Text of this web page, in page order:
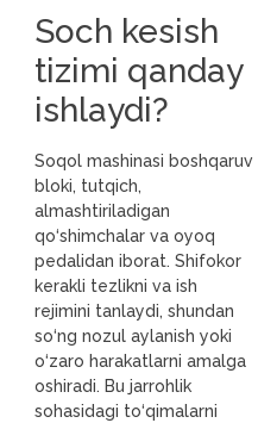
Soch kesish
tizimi qanday
ishlaydi?
Soqol mashinasi boshqaruv
bloki, tutqich,
almashtiriladigan
qo‘shimchalar va oyoq
pedalidan iborat. Shifokor
kerakli tezlikni va ish
rejimini tanlaydi, shundan
so‘ng nozul aylanish yoki
o‘zaro harakatlarni amalga
oshiradi. Bu jarrohlik
sohasidagi to‘qimalarni